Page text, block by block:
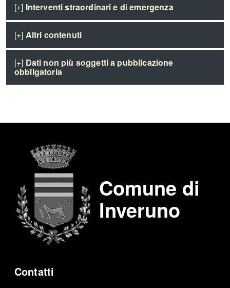
[+] Interventi straordinari e di emergenza
[+] Altri contenuti
[+] Dati non più soggetti a pubblicazione
obbligatoria
Comune di
Inveruno
Contatti